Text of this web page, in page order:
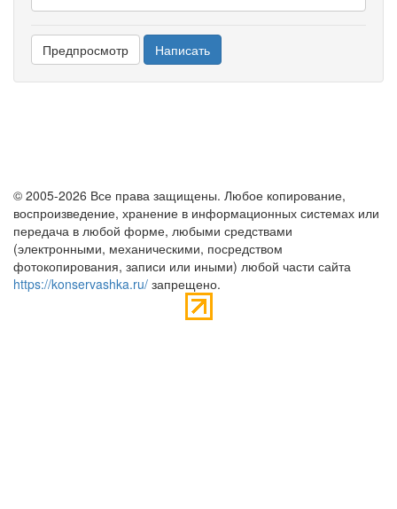
© 2005-2026 Все права защищены. Любое копирование,
воспроизведение, хранение в информационных системах или
передача в любой форме, любыми средствами
(электронными, механическими, посредством
фотокопирования, записи или иными) любой части сайта
https://konservashka.ru/ запрещено.